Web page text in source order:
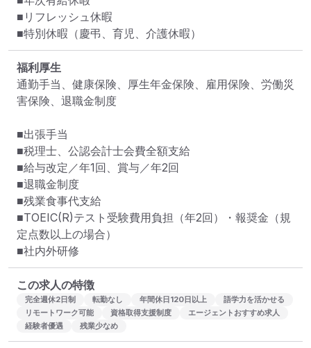
■リフレッシュ休暇
■特別休暇（慶弔、育児、介護休暇）
福利厚生
通勤手当、健康保険、厚生年金保険、雇用保険、労働災
害保険、退職金制度
■出張手当
■税理士、公認会計士会費全額支給
■給与改定／年1回、賞与／年2回
■退職金制度
■残業食事代支給
■TOEIC(R)テスト受験費用負担（年2回）・報奨金（規
定点数以上の場合）
■社内外研修
この求人の特徴
完全週休2日制 転勤なし 年間休日120日以上
語学力を活かせる
リモートワーク可能
資格取得支援制度
エージェントおすすめ求人
経験者優遇
残業少なめ